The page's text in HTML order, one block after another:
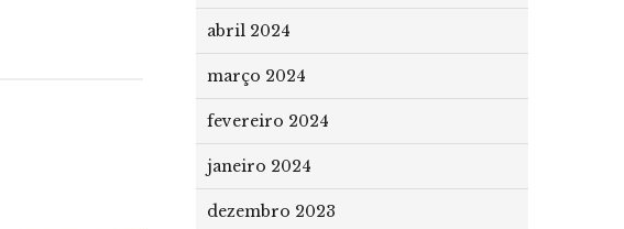
abril 2024
março 2024
fevereiro 2024
janeiro 2024
dezembro 2023